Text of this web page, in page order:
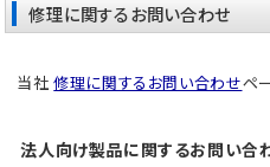
修理に関するお問い合わせ
当社修理に関するお問い合わせペ
法人向け製品に関するお問い合